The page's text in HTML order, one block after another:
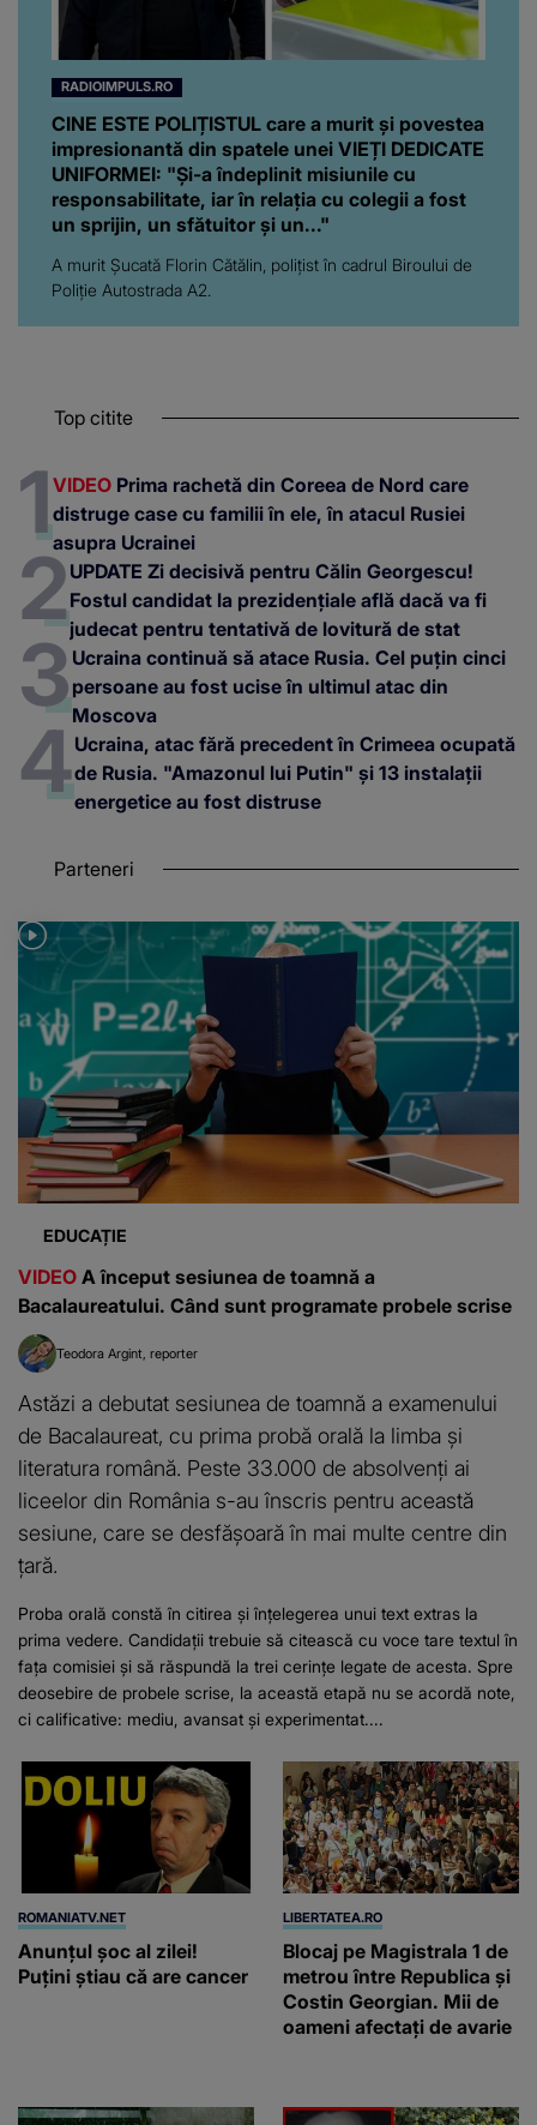
RADIOIMPULS.RO
CINE ESTE POLIȚISTUL care a murit și povestea
impresionantă din spatele unei VIEȚI DEDICATE
UNIFORMEI: "Și-a îndeplinit misiunile cu
responsabilitate, iar în relația cu colegii a fost
un sprijin, un sfătuitor și un..."
A murit Șucată Florin Cătălin, polițist în cadrul Biroului de
Poliție Autostrada A2.
Top citite
VIDEO Prima rachetă din Coreea de Nord care
distruge case cu familii în ele, în atacul Rusiei
asupra Ucrainei
UPDATE Zi decisivă pentru Călin Georgescu!
Fostul candidat la prezidențiale află dacă va fi
judecat pentru tentativă de lovitură de stat
Ucraina continuă să atace Rusia. Cel puțin cinci
persoane au fost ucise în ultimul atac din
Moscova
Ucraina, atac fără precedent în Crimeea ocupată
de Rusia. "Amazonul lui Putin" și 13 instalații
energetice au fost distruse
Parteneri
EDUCAȚIE
VIDEO A început sesiunea de toamnă a
Bacalaureatului. Când sunt programate probele scrise
Teodora Argint reporter
Astăzi a debutat sesiunea de toamnă a examenului
de Bacalaureat, cu prima probă orală la limba și
literatura română. Peste 33.000 de absolvenți ai
liceelor din România s-au înscris pentru această
sesiune, care se desfășoară în mai multe centre din
țară.
Proba orală constă în citirea și înțelegerea unui text extras la
prima vedere. Candidații trebuie să citească cu voce tare textul în
fața comisiei și să răspundă la trei cerințe legate de acesta. Spre
deosebire de probele scrise, la această etapă nu se acordă note,
ci calificative: mediu, avansat și experimentat....
ROMANIATV.NET
Anunţul şoc al zilei!
Puţini ştiau că are cancer
LIBERTATEA.RO
Blocaj pe Magistrala 1 de
metrou între Republica și
Costin Georgian. Mii de
oameni afectați de avarie